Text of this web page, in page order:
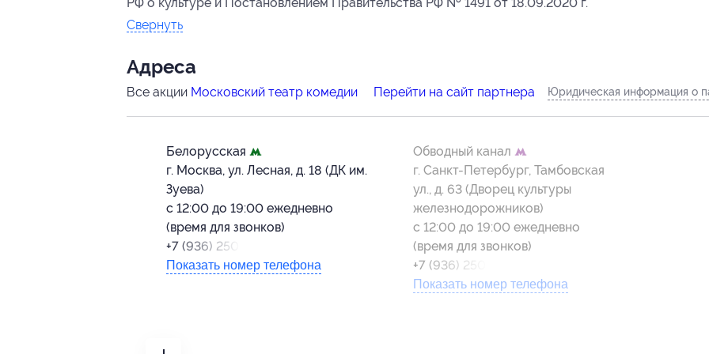
Свернуть
Адресa
Все акции Московский театр комедии Перейти на сайт партнера Юридическая информация о
Белорусская
г. Москва, ул. Лесная, д. 18 (ДК им.
Зуева)
с 12:00 до 19:00 ежедневно
(время для звонков)
+7 (936) 250-95-83
Показать номер телефона
Обводный канал
г. Санкт-Петербург, Тамбовская
ул., д. 63 (Дворец культуры
железнодорожников)
с 12:00 до 19:00 ежедневно
(время для звонков)
+7 (936) 250-95-83
Показать номер телефона